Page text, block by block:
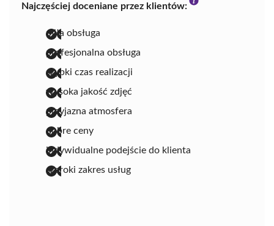
Najczęściej doceniane przez klientów:
miła obsługa
profesjonalna obsługa
szybki czas realizacji
wysoka jakość zdjęć
przyjazna atmosfera
dobre ceny
indywidualne podejście do klienta
szeroki zakres usług